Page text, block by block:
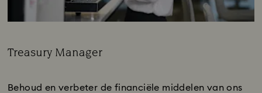
Treasury Manager
Behoud en verbeter de financiële middelen van ons